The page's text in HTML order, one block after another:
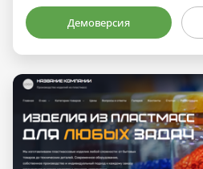
Демоверсия